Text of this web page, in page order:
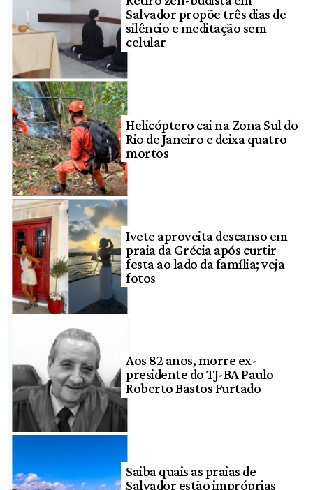
Salvador propõe três dias de
silêncio e meditação sem
celular
Helicóptero cai na Zona Sul do
Rio de Janeiro e deixa quatro
mortos
Ivete aproveita descanso em
praia da Grécia após curtir
festa ao lado da família; veja
fotos
Aos 82 anos, morre ex-
presidente do TJ-BA Paulo
Roberto Bastos Furtado
Saiba quais as praias de
Salvador estão impróprias